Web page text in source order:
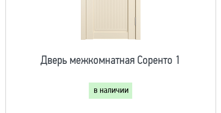
Дверь межкомнатная Соренто 1
в наличии